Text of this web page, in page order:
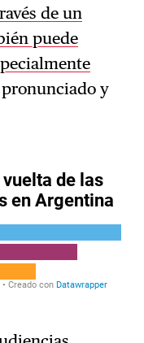
de un
puede
y